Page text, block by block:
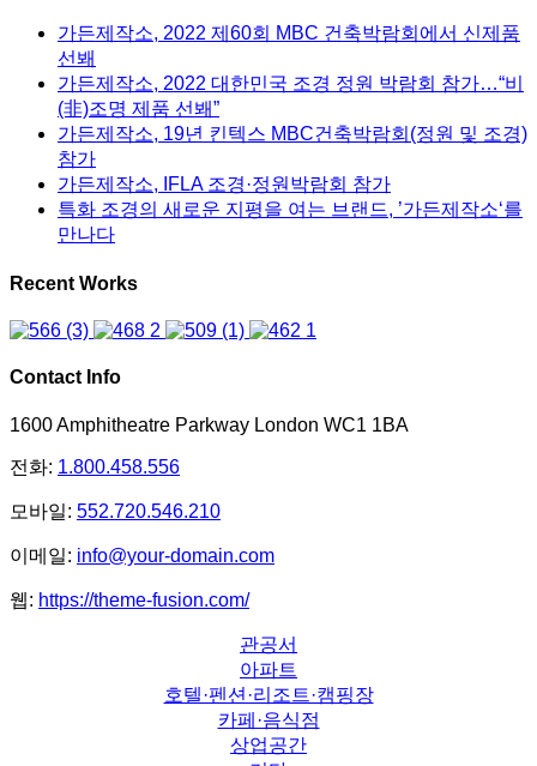
가든제작소, 2022 제60회 MBC 건축박람회에서 신제품
선봬
가든제작소, 2022 대한민국 조경 정원 박람회 참가…“비
(非)조명 제품 선봬”
가든제작소, 19년 킨텍스 MBC건축박람회(정원 및 조경)
참가
가든제작소, IFLA 조경·정원박람회 참가
특화 조경의 새로운 지평을 여는 브랜드, ’가든제작소‘를
만나다
Recent Works
Contact Info
1600 Amphitheatre Parkway London WC1 1BA
전화: 1.800.458.556
모바일: 552.720.546.210
이메일: info@your-domain.com
웹: https://theme-fusion.com/
관공서
아파트
호텔·펜션·리조트·캠핑장
카페·음식점
상업공간